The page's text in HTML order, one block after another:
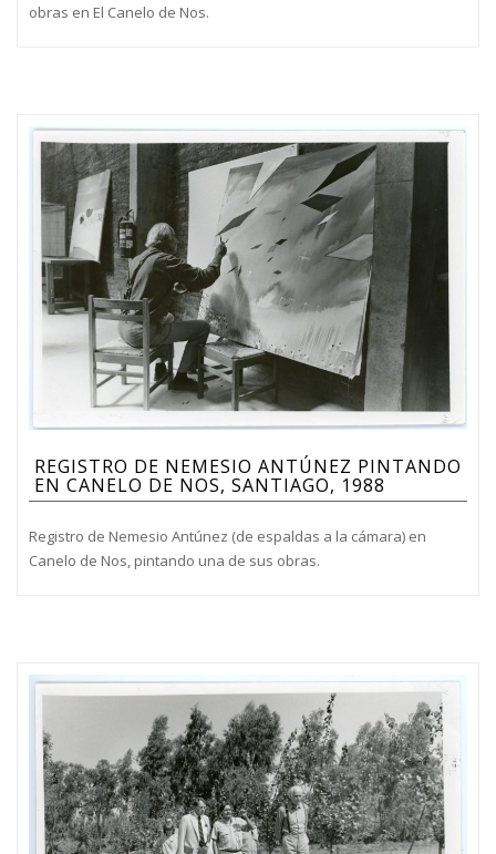
obras en El Canelo de Nos.
REGISTRO DE NEMESIO ANTÚNEZ PINTANDO
EN CANELO DE NOS, SANTIAGO, 1988
Registro de Nemesio Antúnez (de espaldas a la cámara) en
Canelo de Nos, pintando una de sus obras.